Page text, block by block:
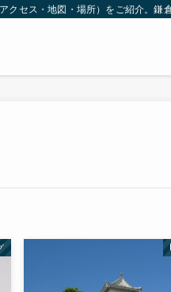
クセス・地図・場所）をご紹介。